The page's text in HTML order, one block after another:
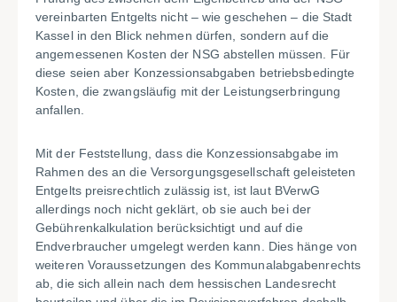
vereinbarten Entgelts nicht – wie geschehen – die Stadt
Kassel in den Blick nehmen dürfen, sondern auf die
angemessenen Kosten der NSG abstellen müssen. Für
diese seien aber Konzessionsabgaben betriebsbedingte
Kosten, die zwangsläufig mit der Leistungserbringung
anfallen.
Mit der Feststellung, dass die Konzessionsabgabe im
Rahmen des an die Versorgungsgesellschaft geleisteten
Entgelts preisrechtlich zulässig ist, ist laut BVerwG
allerdings noch nicht geklärt, ob sie auch bei der
Gebührenkalkulation berücksichtigt und auf die
Endverbraucher umgelegt werden kann. Dies hänge von
weiteren Voraussetzungen des Kommunalabgabenrechts
ab, die sich allein nach dem hessischen Landesrecht